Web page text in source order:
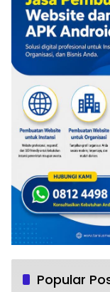
Popular